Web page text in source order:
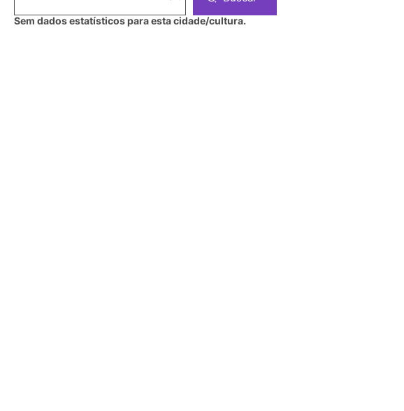
Sem dados estatísticos para esta cidade/cultura.